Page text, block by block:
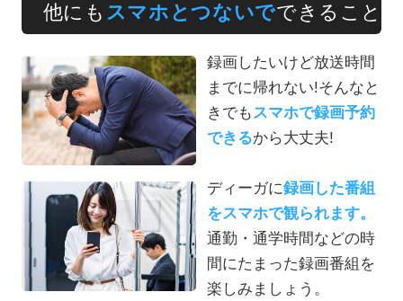
他にも スマホとつないでできること
録画したいけど放送時間
までに帰れない!そんなと
きでもスマホで録画予約
できるから大丈夫!
ディーガに録画した番組
をスマホで観られます。
通勤・通学時間などの時
間にたまった録画番組を
楽しみましょう。